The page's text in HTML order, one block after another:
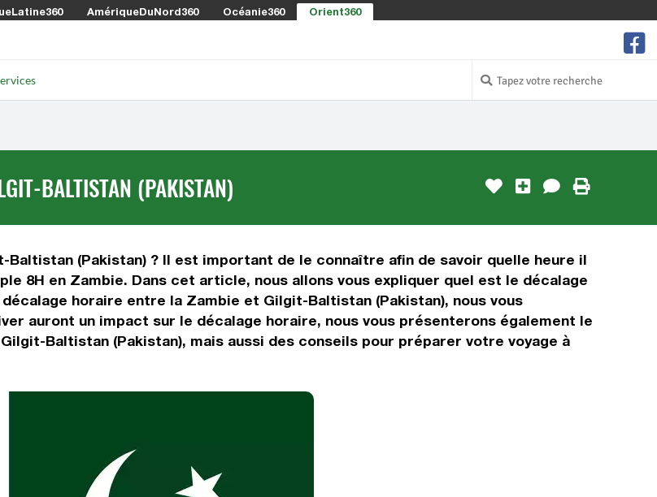
AmériqueDuNord360 Océanie360 Orient360
BALTISTAN (PAKISTAN)
(Pakistan) ? Il est important de le connaître afin de savoir quelle heure il
8H en Zambie. Dans cet article, nous allons vous expliquer quel est le décalage
horaire entre la Zambie et Gilgit-Baltistan (Pakistan), nous vous
auront un impact sur le décalage horaire, nous vous présenterons également le
Baltistan (Pakistan), mais aussi des conseils pour préparer votre voyage à